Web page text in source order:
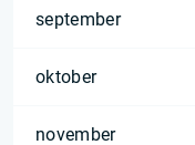
september
oktober
november